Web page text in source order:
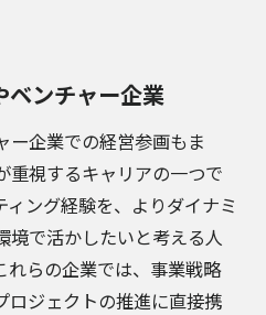
ベンチャー企業
ー企業での経営参画もま
重視するキャリアの一つで
ング経験を、よりダイナミ
境で活かしたいと考える人
れらの企業では、事業戦略
ロジェクトの推進に直接携